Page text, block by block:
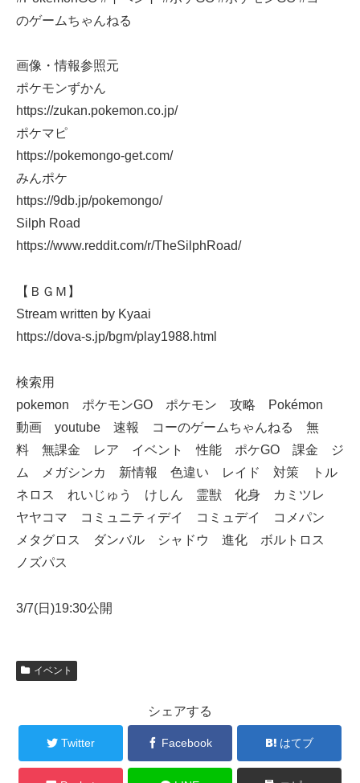
のゲームちゃんねる
画像・情報参照元
ポケモンずかん
https://zukan.pokemon.co.jp/
ポケマピ
https://pokemongo-get.com/
みんポケ
https://9db.jp/pokemongo/
Silph Road
https://www.reddit.com/r/TheSilphRoad/
【ＢＧＭ】
Stream written by Kyaai
https://dova-s.jp/bgm/play1988.html
検索用
pokemon ポケモンGO ポケモン 攻略 Pokémon
動画 youtube 速報 コーのゲームちゃんねる 無
料 無課金 レア イベント 性能 ポケGO 課金 ジ
ム メガシンカ 新情報 色違い レイド 対策 トル
ネロス れいじゅう けしん 霊獣 化身 カミツレ
ヤヤコマ コミュニティデイ コミュデイ コメパン
メタグロス ダンバル シャドウ 進化 ボルトロス
ノズパス
3/7(日)19:30公開
イベント
シェアする
Twitter Facebook はてブ